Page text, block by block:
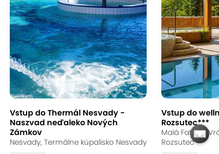
Vstup do Thermál Nesvady -
Naszvad neďaleko Nových
Zámkov
Nesvady, Termálne kúpalisko Nesvady
Vstup do
Rozsutec***
Malá Fatra –
Rozsutec***